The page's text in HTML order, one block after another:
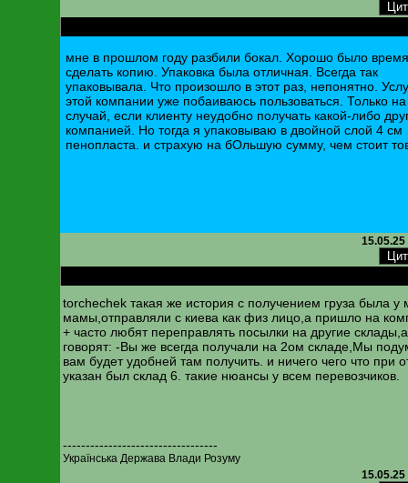
мне в прошлом году разбили бокал. Хорошо было время
сделать копию. Упаковка была отличная. Всегда так
упаковывала. Что произошло в этот раз, непонятно.
этой компании уже побаиваюсь пользоваться. Только на
случай, если клиенту неудобно получать какой-либо
компанией. Но тогда я упаковываю в двойной слой 4 см
пенопласта. и страхую на бОльшую сумму, чем стоит
torchechek такая же история с получением груза была у
мамы,отправляли с киева как физ лицо,а пришло на
+ часто любят переправлять посылки на другие
говорят: -Вы же всегда получали на 2ом складе,Мы
вам будет удобней там получить. и ничего чего что при
указан был склад 6. такие нюансы у всем перевозчиков.
----------------------------------
Українська Держава Влади Розуму